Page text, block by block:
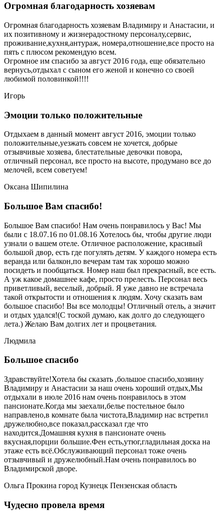
Огромная благодарность хозяевам
Огромная благодарность хозяевам Владимиру и Анастасии, и
их позитивному и жизнерадостному персоналу,сервис,
проживание,кухня,антураж, номера,отношение,все просто на
пять с плюсом рекомендую всем.
Огромное им спасибо за август 2016 года, еще обязательно
вернусь,отдыхал с сыном его женой и конечно со своей
любимой половинкой!!!!
Игорь
Эмоции только положительные
Отдыхаем в данный момент август 2016, эмоции только
положительные,уезжать совсем не хочется, добрые
отзывчивые хозяева, блестательные девочки повора,
отличный персонал, все просто на высоте, продумано все до
мелочей, всем советуем!
Оксана Шипилина
Большое Вам спасибо!
Большое Вам спасибо! Нам очень понравилось у Вас! Мы
были с 18.07.16 по 01.08.16 Хотелось бы, чтобы другие люди
узнали о вашем отеле. Отличное расположение, красивый
большой двор, есть где погулять детям. У каждого номера есть
веранда или балкон,по вечерам там так хорошо можно
посидеть и пообщаться. Номер наш был прекрасный, все есть.
А уж какое домашнее кафе, просто прелесть. Персонал весь
приветливый, веселый, добрый. Я уже давно не встречала
такой открытости и отношения к людям. Хочу сказать вам
большое спасибо! Вы все молодцы! Отличный отель, а значит
и отдых удался!(С тоской думаю, как долго до следующего
лета.) Желаю Вам долгих лет и процветания.
Людмила
Большое спасибо
Здравствуйте!Хотела бы сказать ,большое спасибо,хозяину
Владимиру и Анастасии за наш очень хороший отдых,Мы
отдыхали в июле 2016 нам очень понравилось в этом
пансионате.Когда мы заехали,белье постельное было
направлено,в комнате была чистота,Владимир нас встретил
дружелюбно,все показал,рассказал где что
находится.Домашняя кухня в пансионате очень
вкусная,порции большие.Фен есть,утюг,гладильная доска на
этаже есть всё.Обслуживающий персонал тоже очень
отзывчивый и дружелюбный.Нам очень понравилось во
Владимирской дворе.
Ольга Прокина город Кузнецк Пензенская область
Чудесно провела время